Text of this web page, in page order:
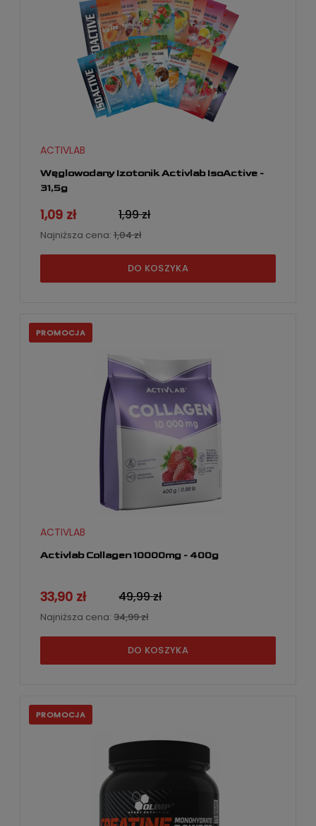
Węglowodany Izotonik Activlab IsoActive -
31,5g
ACTIVLAB
1,09 zł 1,99 zł
Najniższa cena: 1,04 zł
DO KOSZYKA
Activlab Collagen 10000mg - 400g
ACTIVLAB
33,90 zł 49,99 zł
Najniższa cena: 34,99 zł
DO KOSZYKA
PROMOCJA
PROMOCJA